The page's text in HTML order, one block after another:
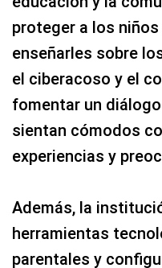
proteger a los
enseñarles sobre
el ciberacoso y el
fomentar un
sientan cómodos
experiencias y
Además, la
herramientas
parentales y